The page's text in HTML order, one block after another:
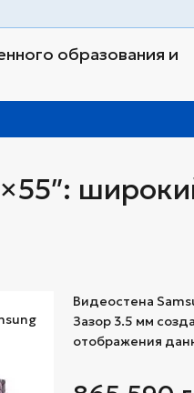
образования и
Видеостена
Зазор 3.5 мм
отображения